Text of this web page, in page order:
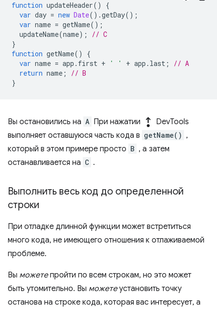
function updateHeader()
{
var day = new Date().getDay();
var name = getName();
updateName(name);
// C
}
function getName()
{
var name = app . first + ' ' + app . last ;
// A
return name ;
// B
}
Вы остановились на A При нажатии step_out DevTools
выполняет оставшуюся часть кода в getName() ,
который в этом примере просто B , а затем
останавливается на C .
Выполнить весь код до определенной
строки
При отладке длинной функции может встретиться
много кода, не имеющего отношения к отлаживаемой
проблеме.
Вы можетепройти по всем строкам, но это может
быть утомительно. Вы можетеустановить точку
останова на строке кода, которая вас интересует, а